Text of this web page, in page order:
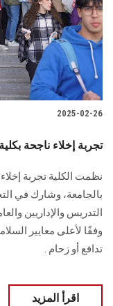
2025-02-26
تجربة إخلاء ناجحة
نظمت الكلية تجربة
بالجامعة، وشارك في
التدريس والإداريين
وفقًا لأعلى معايير
تدافع أو زحام .
اقرأ المزيد